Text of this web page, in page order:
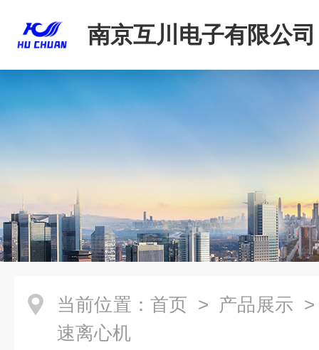
南京互川电子有限公司
当前位置： 首页 > 产品展示
速离心机